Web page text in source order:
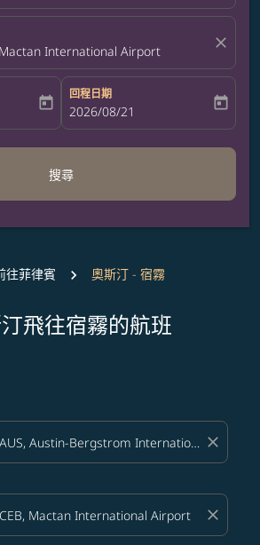
International Airport close
date-aria-label
today
回程日期
fc-booking-return-date-aria-label
2026/08/21 today
搜尋
往菲律賓 奧斯汀 - 宿霧
飛往宿霧的航班
close
close